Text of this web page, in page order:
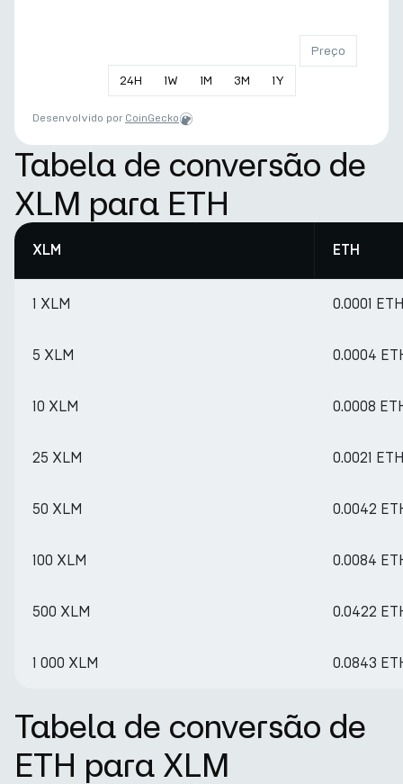
24H 1W 1M 3M 1Y
Preço
Desenvolvido por CoinGecko
Tabela de conversão de
XLM para ETH
XLM ETH
1 XLM 0.0001
5 XLM 0.0004
10 XLM 0.0008
25 XLM 0.0021
50 XLM 0.0042
100 XLM 0.0084
500 XLM 0.0422
1 000 XLM 0.0843
Tabela de conversão de
ETH para XLM